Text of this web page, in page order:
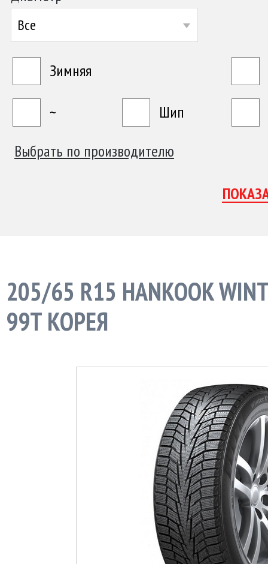
Все
Зимняя
~
Шип
Выбрать по производителю
205/65 R15 HANKOOK
99T КОРЕЯ